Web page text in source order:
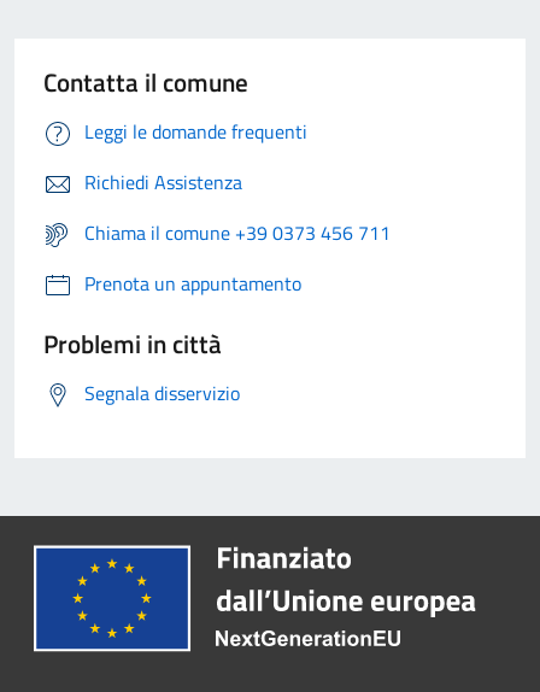
Contatta il comune
Leggi le domande frequenti
Richiedi Assistenza
Chiama il comune +39 0373 456 711
Prenota un appuntamento
Problemi in città
Segnala disservizio